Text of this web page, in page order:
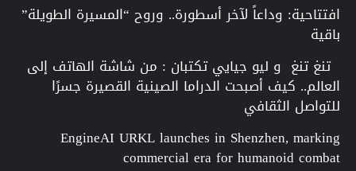
افتتاحية: وداعاً لآخر أسطورة.. وروح “المسيرة الطويلة”
باقية
تنغ تنغ و ليو جيايي تكتبان : من شاشة الهاتف إلى
العالم.. كيف أصبحت الدراما الصينية القصيرة جسرًا
للتواصل الثقافي
EngineAI URKL launches in Shenzhen, marking
commercial era for humanoid combat